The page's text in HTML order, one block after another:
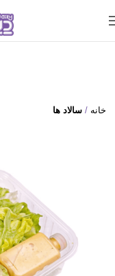
خانه سالاد ها